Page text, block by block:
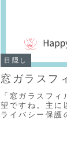
目隠し
窓ガラスフ
「窓ガラスフ
望ですね。主に
ライバシー保護